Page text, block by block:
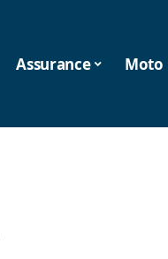
Assurance Moto